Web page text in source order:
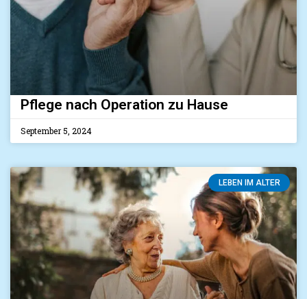
Pflege nach Operation zu Hause
September 5, 2024
LEBEN IM ALTER